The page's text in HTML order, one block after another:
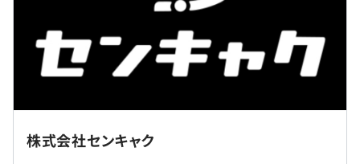
- Cursor を用いた実装・リファクタリング・設計検討の加
- CodeRabbit によるレビュー観点の洗い出しと品質担保
防止
など
フレキシブルタイム（5：00〜22：00）導入
休憩時間：休憩60分
平均残業時間：平均10時間未満／月
・完全週休2日制（土日）
株式会社センキャク